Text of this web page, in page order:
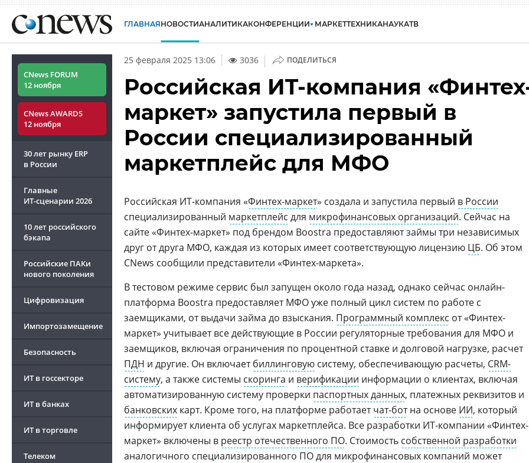
ГЛАВНАЯНОВОСТИАНАЛИТИКАКОНФЕРЕНЦИИ МАРКЕТТЕХНИКАНАУКАТВ
CNews FORUM
12 ноября
CNews AWARDS
12 ноября
30 лет рынку ERP
в России
Главные
ИТ-сценарии 2026
10 лет российского
бэкапа
Российские ПАКи
нового поколения
Цифровизация
Импортозамещение
Безопасность
ИТ в госсекторе
ИТ в банках
ИТ в торговле
Телеком
25 февраля 2025 13:06 3036 | ПОДЕЛИТЬСЯ
Российская ИT-компания
маркет» запустила первый в
России специализированный
маркетплейс для МФО
Российская ИT-компания «Финтех-маркет» создала и запустила первый в России
специализированный маркетплейс для микрофинансовых организаций. Сейчас на
сайте «Финтех-маркет» под брендом Boostra предоставляют займы три независимых
друг от друга МФО, каждая из которых имеет соответствующую лицензию ЦБ. Об этом
CNews сообщили представители «Финтех-маркета».
В тестовом режиме сервис был запущен около года назад, однако сейчас онлайн-
платформа Boostra предоставляет МФО уже полный цикл систем по работе с
заемщиками, от выдачи займа до взыскания. Программный комплекс от «Финтех-
маркет» учитывает все действующие в России регуляторные требования для МФО и
заемщиков, включая ограничения по процентной ставке и долговой нагрузке, расчет
ПДН и другие. Он включаетбиллинговую систему, обеспечивающую расчеты, CRM-
систему, а также системы скоринга и верификации информации о клиентах, включая
автоматизированную систему проверки паспортных данных, платежных реквизитов и
банковских карт. Кроме того, на платформе работаетчат-ботна основе ИИ, который
информирует клиента об услугах маркетплейса. Все разработки ИT-компании «Финтех-
маркет» включены в реестр отечественного ПО. Стоимость собственной разработки
аналогичного специализированного ПО для микрофинансовых компаний может